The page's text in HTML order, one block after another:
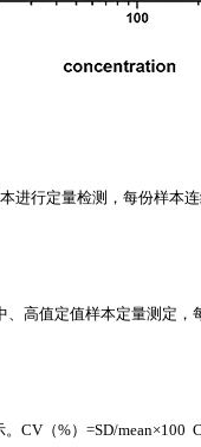
进行定量检测，每份样本
高值定值样本定量测定
CV（%）=SD/mean×100